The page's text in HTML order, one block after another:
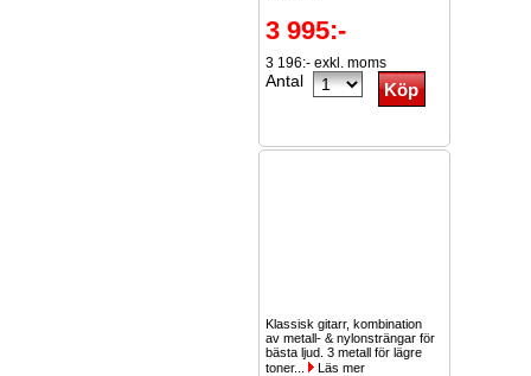
3 995:-
3 196:- exkl. moms
Antal
Klassisk gitarr, kombination
av metall- & nylonsträngar för
bästa ljud. 3 metall för lägre
toner...
Läs mer